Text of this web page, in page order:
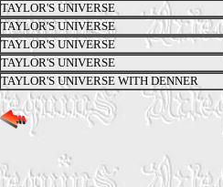
TAYLOR'S UNIVERSE
TAYLOR'S UNIVERSE
TAYLOR'S UNIVERSE
TAYLOR'S UNIVERSE
TAYLOR'S UNIVERSE WITH DENNER